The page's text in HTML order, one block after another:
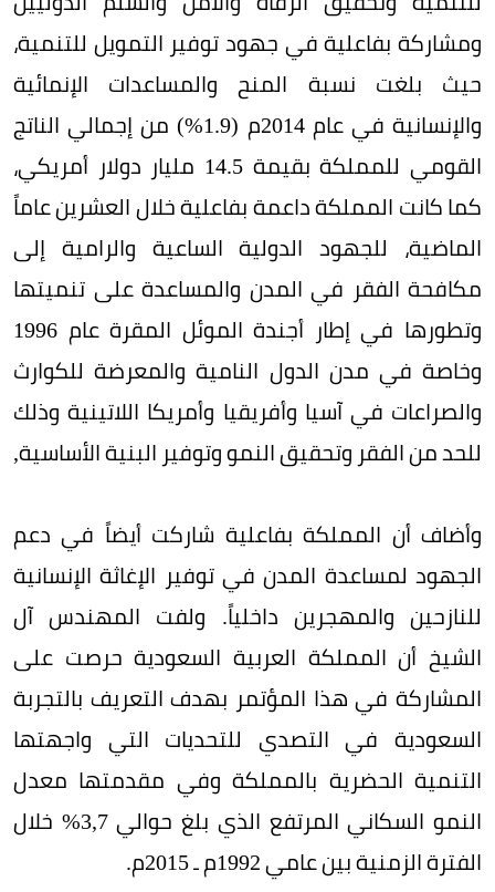
ومشاركة بفاعلية في جهود توفير التمويل للتنمية،
حيث بلغت نسبة المنح والمساعدات الإنمائية
والإنسانية في عام 2014م (1.9%) من إجمالي الناتج
القومي للمملكة بقيمة 14.5 مليار دولار أمريكي،
كما كانت المملكة داعمة بفاعلية خلال العشرين عاماً
الماضية، للجهود الدولية الساعية والرامية إلى
مكافحة الفقر في المدن والمساعدة على تنميتها
وتطورها في إطار أجندة الموئل المقرة عام 1996
وخاصة في مدن الدول النامية والمعرضة للكوارث
والصراعات في آسيا وأفريقيا وأمريكا اللاتينية وذلك
للحد من الفقر وتحقيق النمو وتوفير البنية الأساسية,
وأضاف أن المملكة بفاعلية شاركت أيضاً في دعم
الجهود لمساعدة المدن في توفير الإغاثة الإنسانية
للنازحين والمهجرين داخلياً. ولفت المهندس آل
الشيخ أن المملكة العربية السعودية حرصت على
المشاركة في هذا المؤتمر بهدف التعريف بالتجربة
السعودية في التصدي للتحديات التي واجهتها
التنمية الحضرية بالمملكة وفي مقدمتها معدل
النمو السكاني المرتفع الذي بلغ حوالي 3,7% خلال
الفترة الزمنية بين عامي 1992م ـ 2015م.